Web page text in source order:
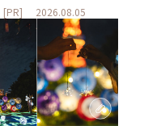
[PR] 2026.08.05